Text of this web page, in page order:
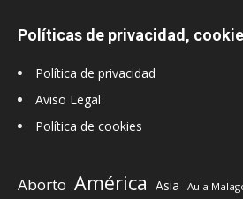
Políticas de privacidad,
Política de privacidad
Aviso Legal
Política de cookies
Aborto América Asia Aula